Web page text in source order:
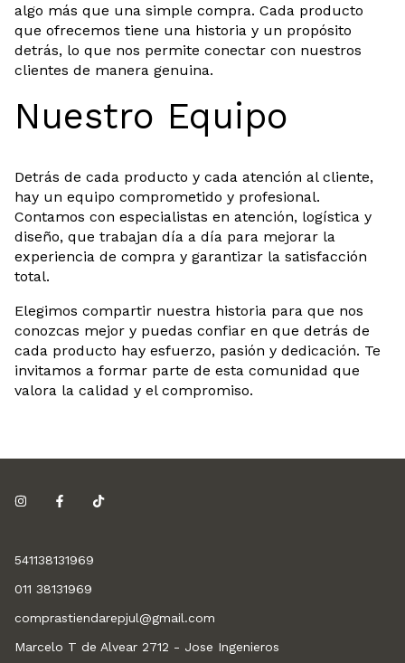
algo más que una simple compra. Cada producto
que ofrecemos tiene una historia y un propósito
detrás, lo que nos permite conectar con nuestros
clientes de manera genuina.
Nuestro Equipo
Detrás de cada producto y cada atención al cliente,
hay un equipo comprometido y profesional.
Contamos con especialistas en atención, logística y
diseño, que trabajan día a día para mejorar la
experiencia de compra y garantizar la satisfacción
total.
Elegimos compartir nuestra historia para que nos
conozcas mejor y puedas confiar en que detrás de
cada producto hay esfuerzo, pasión y dedicación. Te
invitamos a formar parte de esta comunidad que
valora la calidad y el compromiso.
541138131969
011 38131969
comprastiendarepjul@gmail.com
Marcelo T de Alvear 2712 - Jose Ingenieros